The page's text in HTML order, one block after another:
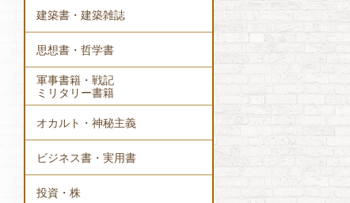
建築書・建築雑誌
思想書・哲学書
軍事書籍・戦記
ミリタリー書籍
オカルト・神秘主義
ビジネス書・実用書
投資・株